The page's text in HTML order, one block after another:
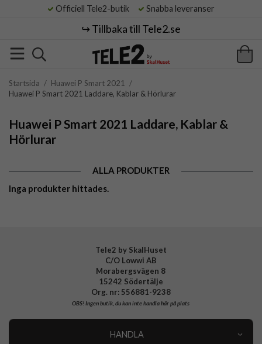
Officiell Tele2-butik Snabba leveranser
↪️ Tillbaka till Tele2.se
Startsida / Huawei P Smart 2021
/
Huawei P Smart 2021 Laddare, Kablar & Hörlurar
Huawei P Smart 2021 Laddare, Kablar &
Hörlurar
ALLA PRODUKTER
Inga produkter hittades.
Tele2 by SkalHuset
C/O Lowwi AB
Morabergsvägen 8
15242 Södertälje
Org. nr: 556881-9238
OBS!Ingen butik, du kan inte handla här på plats
HANDLA